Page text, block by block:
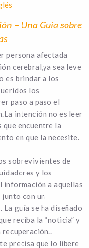
– Una Guía sobre
persona afectada
cerebral,ya sea leve
es brindar a los
los
paso a paso el
intención no es leer
que encuentre la
en que la necesite.
sobrevivientes de
y los
información a aquellas
junto con un
guía se ha diseñado
reciba la “noticia” y
precisa que lo libere